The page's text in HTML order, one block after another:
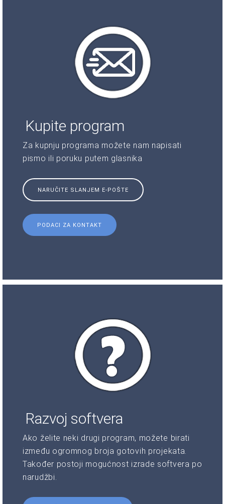
Kupite program
Za kupnju programa možete nam napisati
pismo ili poruku putem glasnika
NARUČITE SLANJEM E-POŠTE
PODACI ZA KONTAKT
Razvoj softvera
Ako želite neki drugi program, možete birati
između ogromnog broja gotovih projekata.
Također postoji mogućnost izrade softvera po
narudžbi.